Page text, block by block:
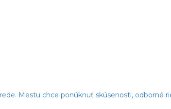
Mestu chce ponúknuť skúsenosti, odborné